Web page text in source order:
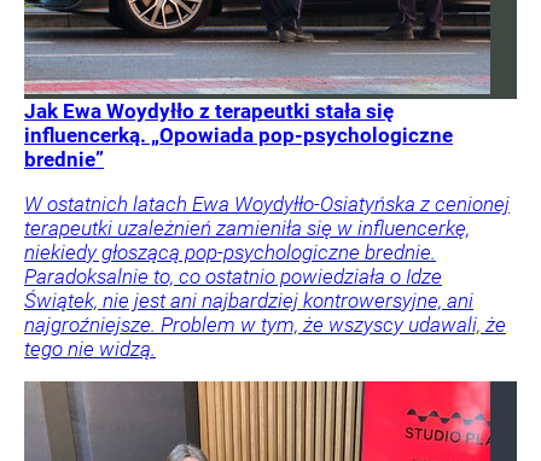
Jak Ewa Woydyłło z terapeutki stała się
influencerką. „Opowiada pop-psychologiczne
brednie”
W ostatnich latach Ewa Woydyłło-Osiatyńska z cenionej
terapeutki uzależnień zamieniła się w influencerkę,
niekiedy głoszącą pop-psychologiczne brednie.
Paradoksalnie to, co ostatnio powiedziała o Idze
Świątek, nie jest ani najbardziej kontrowersyjne, ani
najgroźniejsze. Problem w tym, że wszyscy udawali, że
tego nie widzą.